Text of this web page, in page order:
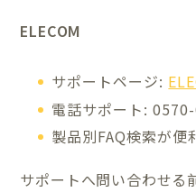
ELECOM
サポートページ:
電話サポート:
製品別FAQ検索が便
サポートへ問い合わせる